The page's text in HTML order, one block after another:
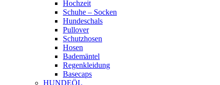
Hochzeit
Schuhe – Socken
Hundeschals
Pullover
Schutzhosen
Hosen
Bademäntel
Regenkleidung
Basecaps
HUNDEÖL